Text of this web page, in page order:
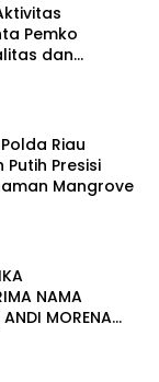
Pemko
dan
Tanjung
Riau
Putih Presisi
Mangrove
NAMA
MORENA
DAN SERET
KE PENJARA